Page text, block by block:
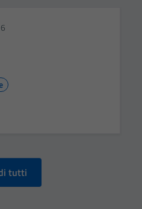
tutti